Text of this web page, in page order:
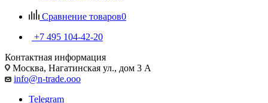
Сравнение товаров0
+7 495 104-42-20
Контактная информация
Москва, Нагатинская ул., дом 3 А
info@n-trade.ooo
Telegram